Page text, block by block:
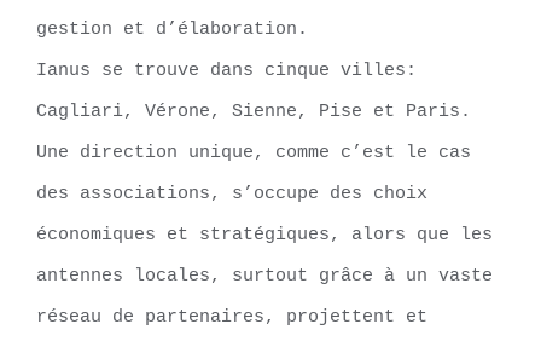
gestion et d’élaboration.
Ianus se trouve dans cinque villes:
Cagliari, Vérone, Sienne, Pise et Paris.
Une direction unique, comme c’est le cas
des associations, s’occupe des choix
économiques et stratégiques, alors que les
antennes locales, surtout grâce à un vaste
réseau de partenaires, projettent et